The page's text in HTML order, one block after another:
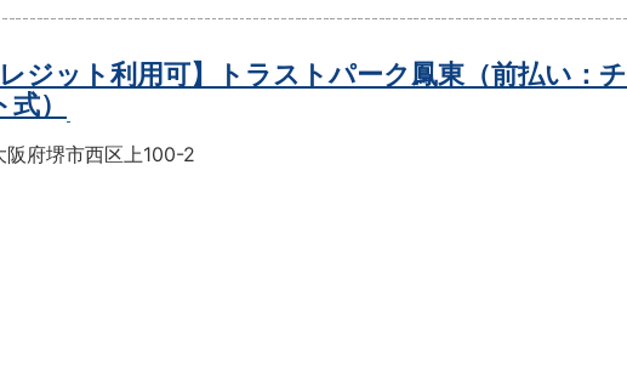
レジット利用可】トラストパーク鳳東（前払い：チ
）
阪府堺市西区上100-2